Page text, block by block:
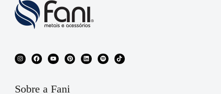
Sobre a Fani